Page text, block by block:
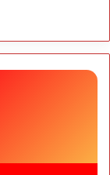
2021
كارثة